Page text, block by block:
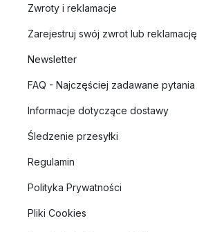
Zwroty i reklamacje
Zarejestruj swój zwrot lub reklamację
Newsletter
FAQ - Najczęściej zadawane pytania
Informacje dotyczące dostawy
Śledzenie przesyłki
Regulamin
Polityka Prywatności
Pliki Cookies